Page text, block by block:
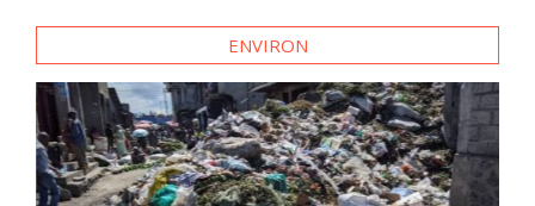
ENVIRON